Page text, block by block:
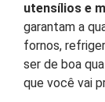
utensílios e
garantam a
fornos,
ser de boa
que você vai